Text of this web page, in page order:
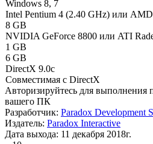
Windows 8, 7
Intel Pentium 4 (2.40 GHz) или
8 GB
NVIDIA GeForce 8800 или ATI
1 GB
6 GB
DirectX 9.0c
Совместимая с DirectX
Авторизируйтесь для выполнения
вашего ПК
Разработчик: Paradox Development
Издатель: Paradox Interactive
Дата выхода: 11 декабря 2018г.